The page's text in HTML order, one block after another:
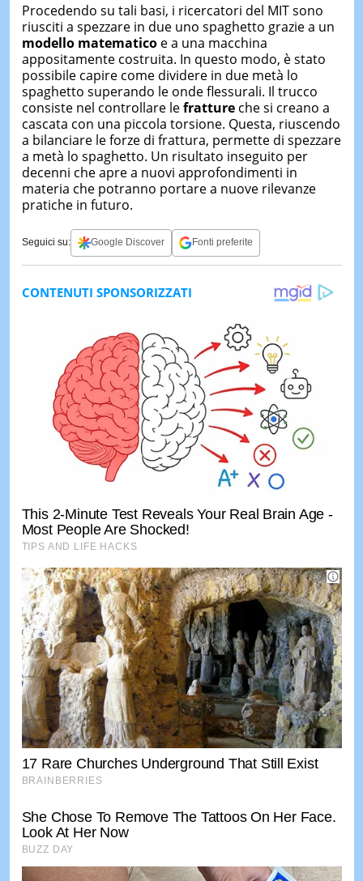
Procedendo su tali basi, i ricercatori del MIT sono
riusciti a spezzare in due uno spaghetto grazie a un
modello matematicoe a una macchina
appositamente costruita. In questo modo, è stato
possibile capire come dividere in due metà lo
spaghetto superando le onde flessurali. Il trucco
consiste nel controllare lefrattureche si creano a
cascata con una piccola torsione. Questa, riuscendo
a bilanciare le forze di frattura, permette di spezzare
a metà lo spaghetto. Un risultato inseguito per
decenni che apre a nuovi approfondimenti in
materia che potranno portare a nuove rilevanze
pratiche in futuro.
Seguici su: Google Discover Fonti preferite